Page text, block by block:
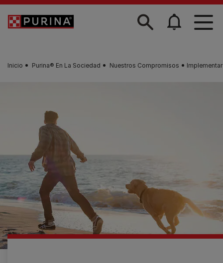
Skip to main content
Inicio Purina® En La Sociedad Nuestros Compromisos